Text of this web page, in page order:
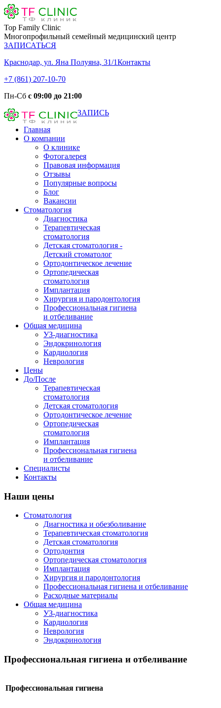
Top Family Clinic
Многопрофильный семейный медицинский центр
ЗАПИСАТЬСЯ
Краснодар, ул. Яна Полуяна, 31/1Контакты
+7 (861) 207-10-70
Пн-Сб с 09:00 до 21:00
ЗАПИСЬ
Главная
О компании
О клинике
Фотогалерея
Правовая информация
Отзывы
Популярные вопросы
Блог
Вакансии
Стоматология
Диагностика
Терапевтическая
стоматология
Детская стоматология -
Детский стоматолог
Ортодонтическое лечение
Ортопедическая
стоматология
Имплантация
Хирургия и пародонтология
Профессиональная гигиена
и отбеливание
Общая медицина
УЗ-диагностика
Эндокринология
Кардиология
Неврология
Цены
До/После
Терапевтическая
стоматология
Детская стоматология
Ортодонтическое лечение
Ортопедическая
стоматология
Имплантация
Профессиональная гигиена
и отбеливание
Специалисты
Контакты
Наши цены
Стоматология
Диагностика и обезболивание
Терапевтическая стоматология
Детская стоматология
Ортодонтия
Ортопедическая стоматология
Имплантация
Хирургия и пародонтология
Профессиональная гигиена и отбеливание
Расходные материалы
Общая медицина
УЗ-диагностика
Кардиология
Неврология
Эндокринология
Профессиональная гигиена и отбеливание
Профессиональная гигиена